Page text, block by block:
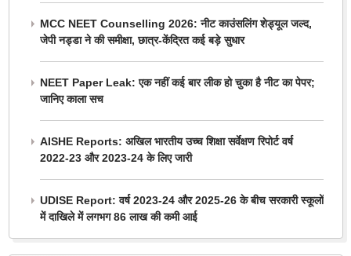
MCC NEET Counselling 2026: नीट काउंसलिंग शेड्यूल जल्द,
जेपी नड्डा ने की समीक्षा, छात्र-केंद्रित कई बड़े सुधार
NEET Paper Leak: एक नहीं कई बार लीक हो चुका है नीट का पेपर;
जानिए काला सच
AISHE Reports: अखिल भारतीय उच्च शिक्षा सर्वेक्षण रिपोर्ट वर्ष
2022-23 और 2023-24 के लिए जारी
UDISE Report: वर्ष 2023-24 और 2025-26 के बीच सरकारी स्कूलों
में दाखिले में लगभग 86 लाख की कमी आई